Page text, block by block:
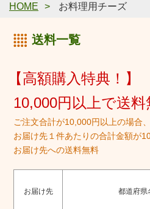
HOME お料理用チーズ
送料一覧
【高額購入特典！】
10,000円以上で送料
ご注文合計が10,000円以上の場合
お届け先１件あたりの合計金額が
お届け先への送料無料
お届け先 都道府県